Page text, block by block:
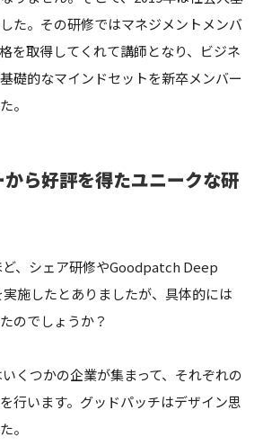
た。その研修ではマネジメントメンバ
を取得してくれて講師となり、ビジネ
礎的なマインドセットを新卒メンバー
。
ら好評を得たユニークな研
ど、シェア研修やGoodpatch Deep
施したとありましたが、具体的には
のでしょうか？
くつかの企業が集まって、それぞれの
行います。グッドパッチはデザイン思
。